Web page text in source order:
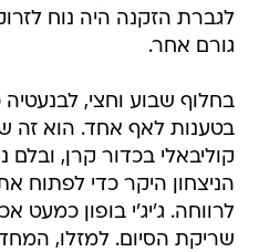
לגברת הזקנה היה נוח
גורם אחר.
בחלוף שבוע וחצי,
בטענות לאף אחד. הוא זה
קוליבאלי בכדור קרן,
הניצחון היקר כדי לפתוח
לרווחה. ג'יג'י בופון כמעט
שריקת הסיום. למזלו,